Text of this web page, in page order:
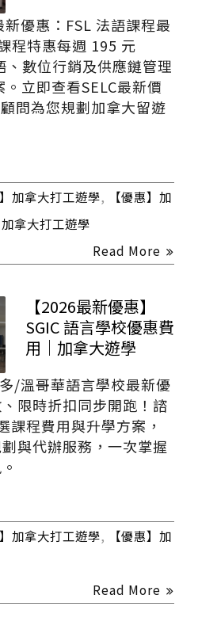
優惠：FSL 法語課程最
程特惠每週 195 元
、數位行銷及供應鏈管理
立即查看SELC最新價
問為您規劃加拿大留遊
】加拿大打工遊學,
【優惠】加
加拿大打工遊學
Read More
【2026最新優惠】
SGIC 語言學校優惠費
用｜加拿大遊學
/溫哥華語言學校最新優
限時折扣同步開跑！諮
程費用與升學方案，
與代辦服務，一次掌握
】加拿大打工遊學,
【優惠】加
Read More